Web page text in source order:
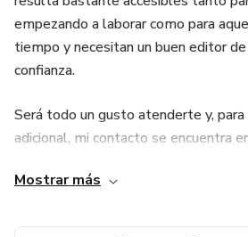
empezando a laborar como para
tiempo y necesitan un buen editor
confianza.
Será todo un gusto atenderte y,
adicional, mi contacto se encuentra
Mostrar más